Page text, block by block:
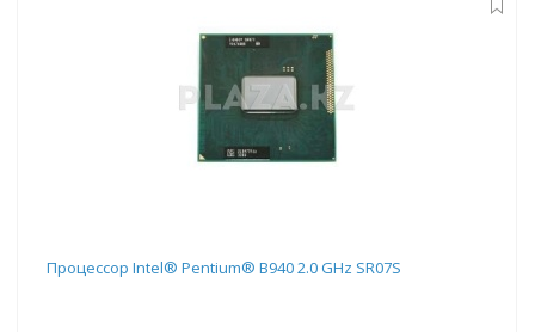
Процессор Intel® Pentium® B940 2.0 GHz SR07S